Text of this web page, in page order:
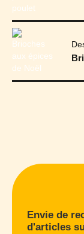
Envie de
d'articles